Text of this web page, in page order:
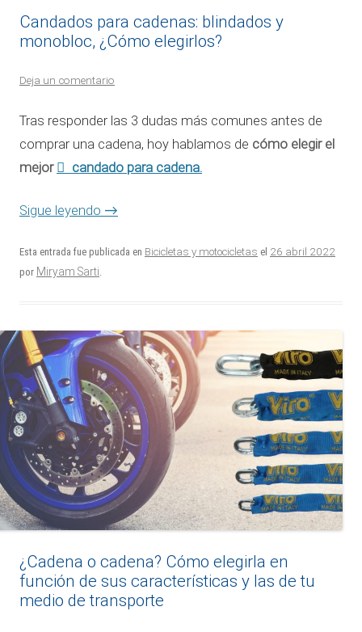
Candados para cadenas: blindados y
monobloc, ¿Cómo elegirlos?
Deja un comentario
Tras responder las 3 dudas más comunes antes de
comprar una cadena, hoy hablamos de cómo elegir el
mejor
candado para cadena.
Sigue leyendo →
Esta entrada fue publicada en Bicicletas y motocicletas el 26 abril 2022
por Miryam Sarti.
¿Cadena o cadena? Cómo elegirla en
función de sus características y las de tu
medio de transporte